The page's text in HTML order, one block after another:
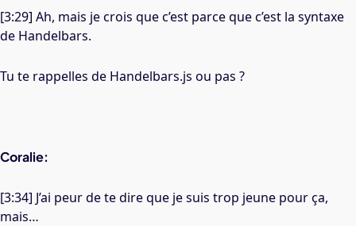
[3:29] Ah, mais je crois que c’est parce que c’est la syntaxe
de Handelbars.
Tu te rappelles de Handelbars.js ou pas ?
Coralie:
[3:34] J’ai peur de te dire que je suis trop jeune pour ça,
mais…